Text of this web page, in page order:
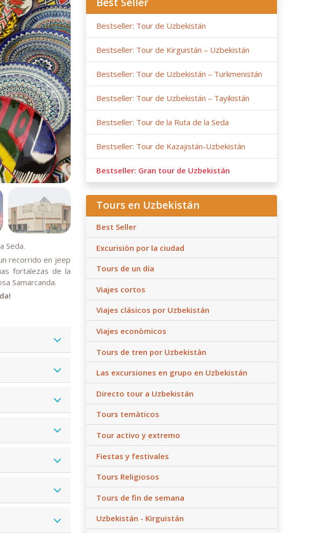
Seda.
recorrido en jeep
fortalezas de la
Samarcanda.
Bestseller: Tour de Uzbekistán
Bestseller: Tour de Kirguistán – Uzbekistán
Bestseller: Tour de Uzbekistán – Turkmenistán
Bestseller: Tour de Uzbekistán – Tayikistán
Bestseller: Tour de la Ruta de la Seda
Bestseller: Tour de Kazajistán-Uzbekistán
Bestseller: Gran tour de Uzbekistán
Tours en Uzbekistán
Best Seller
Excurisiòn por la ciudad
Tours de un día
Viajes cortos
Viajes clásicos por Uzbekistán
Viajes econòmicos
Tours de tren por Uzbekistàn
Las excursiones en grupo en Uzbekistán
Directo tour a Uzbekistán
Tours temàticos
Tour activo y extremo
Fiestas y festivales
Tours Religiosos
Tours de fin de semana
Uzbekistán - Kirguistán